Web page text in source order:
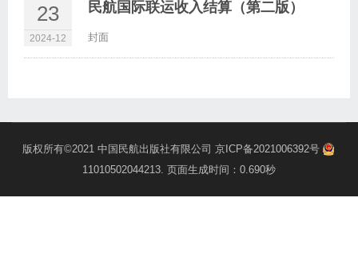
23
2024-12
民航国际联运收入结算（第二版）
封面
版权所有©2021 中国民航出版社有限公司 京ICP备2021006392号
11010502044213. 页面生成时间：0.690秒